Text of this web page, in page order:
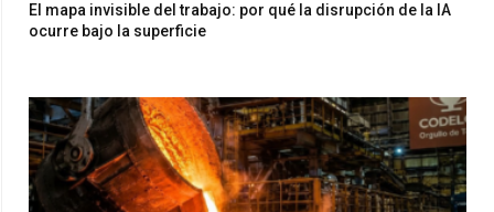
El mapa invisible del trabajo: por qué la disrupción de la IA
ocurre bajo la superficie